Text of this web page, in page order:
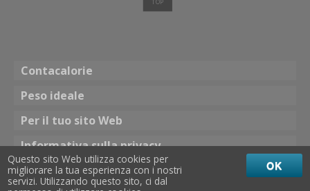
Contacalorie
Peso ideale
Per il tuo sito Web
Informativa sulla privacy
Tema
☀ Colore brillante
Questo sito Web utilizza cookies per
migliorare la tua esperienza con i nostri
servizi. Utilizzando questo sito, ci dal
OK